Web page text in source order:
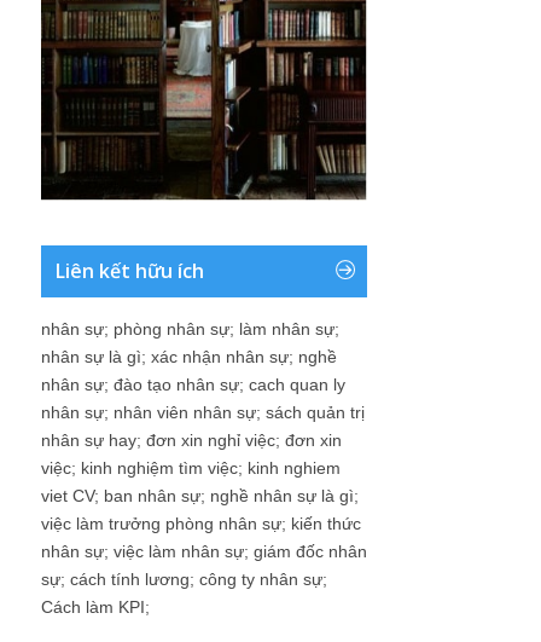
Liên kết hữu ích
nhân sự; phòng nhân sự; làm nhân sự;
nhân sự là gì; xác nhận nhân sự; nghề
nhân sự; đào tạo nhân sự; cach quan ly
nhân sự; nhân viên nhân sự; sách quản trị
nhân sự hay; đơn xin nghỉ việc; đơn xin
việc; kinh nghiệm tìm việc; kinh nghiem
viet CV; ban nhân sự; nghề nhân sự là gì;
việc làm trưởng phòng nhân sự; kiến thức
nhân sự; việc làm nhân sự; giám đốc nhân
sự; cách tính lương; công ty nhân sự;
Cách làm KPI;